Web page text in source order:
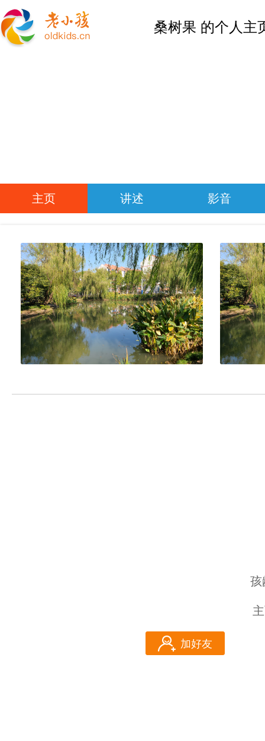
桑树果 的个人主
主页 讲述 影音
孩
加好友